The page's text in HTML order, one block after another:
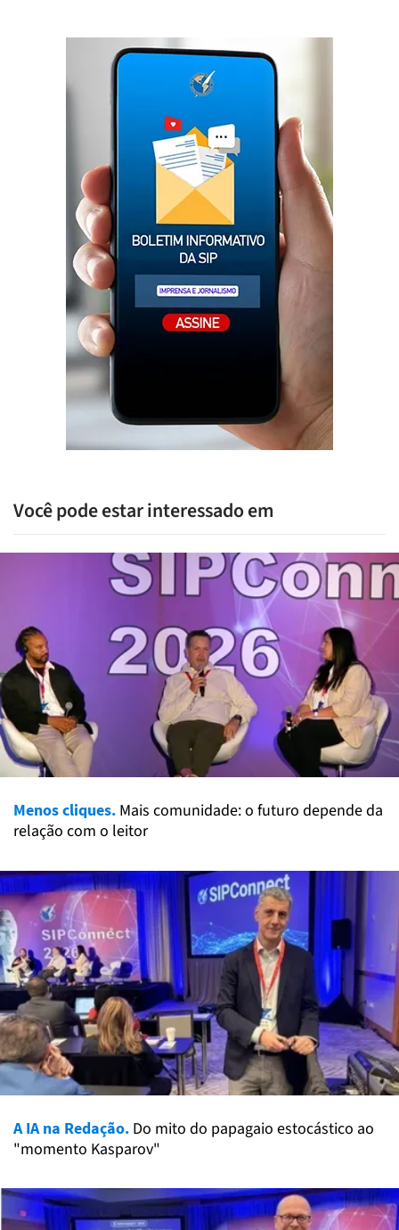
Você pode estar interessado em
Menos cliques. Mais comunidade: o futuro depende da
relação com o leitor
A IA na Redação. Do mito do papagaio estocástico ao
"momento Kasparov"